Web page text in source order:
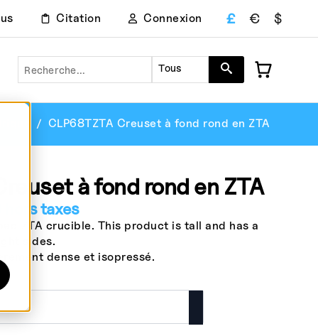
Citation Connexion £ € $
Recherche Tous
CLP68TZTA Creuset à fond rond en ZTA
à fond rond en ZTA
hors taxes
ZTA crucible. This product is tall and has a
sides.
dense et isopressé.